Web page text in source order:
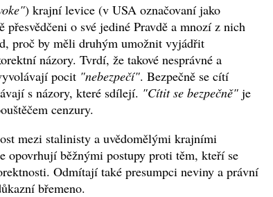
) krajní levice (v USA označovaní jako
přesvědčeni o své jediné Pravdě a mnozí z nich
proč by měli druhým umožnit vyjádřit
názory. Tvrdí, že takové nesprávné a
pocit "nebezpečí". Bezpečně se cítí
s názory, které sdílejí. "Cítit se bezpečně" je
cenzury.
mezi stalinisty a uvědomělými krajními
opovrhují běžnými postupy proti těm, kteří se
Odmítají také presumpci neviny a právní
břemeno.